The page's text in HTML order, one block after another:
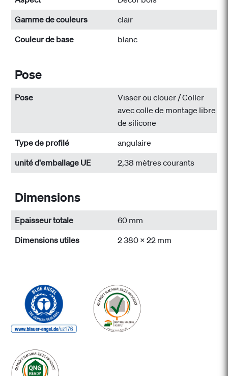
Gamme de couleurs
clair
Couleur de base
blanc
Pose
Pose
Visser ou clouer / Coller
avec colle de montage libre
de silicone
Type de profilé
angulaire
unité d'emballage UE
2,38 mètres courants
Dimensions
Epaisseur totale
60 mm
Dimensions utiles
2 380 x 22 mm